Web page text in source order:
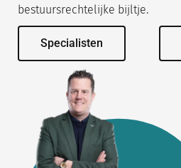
bestuursrechtelijke bijltje.
Specialisten